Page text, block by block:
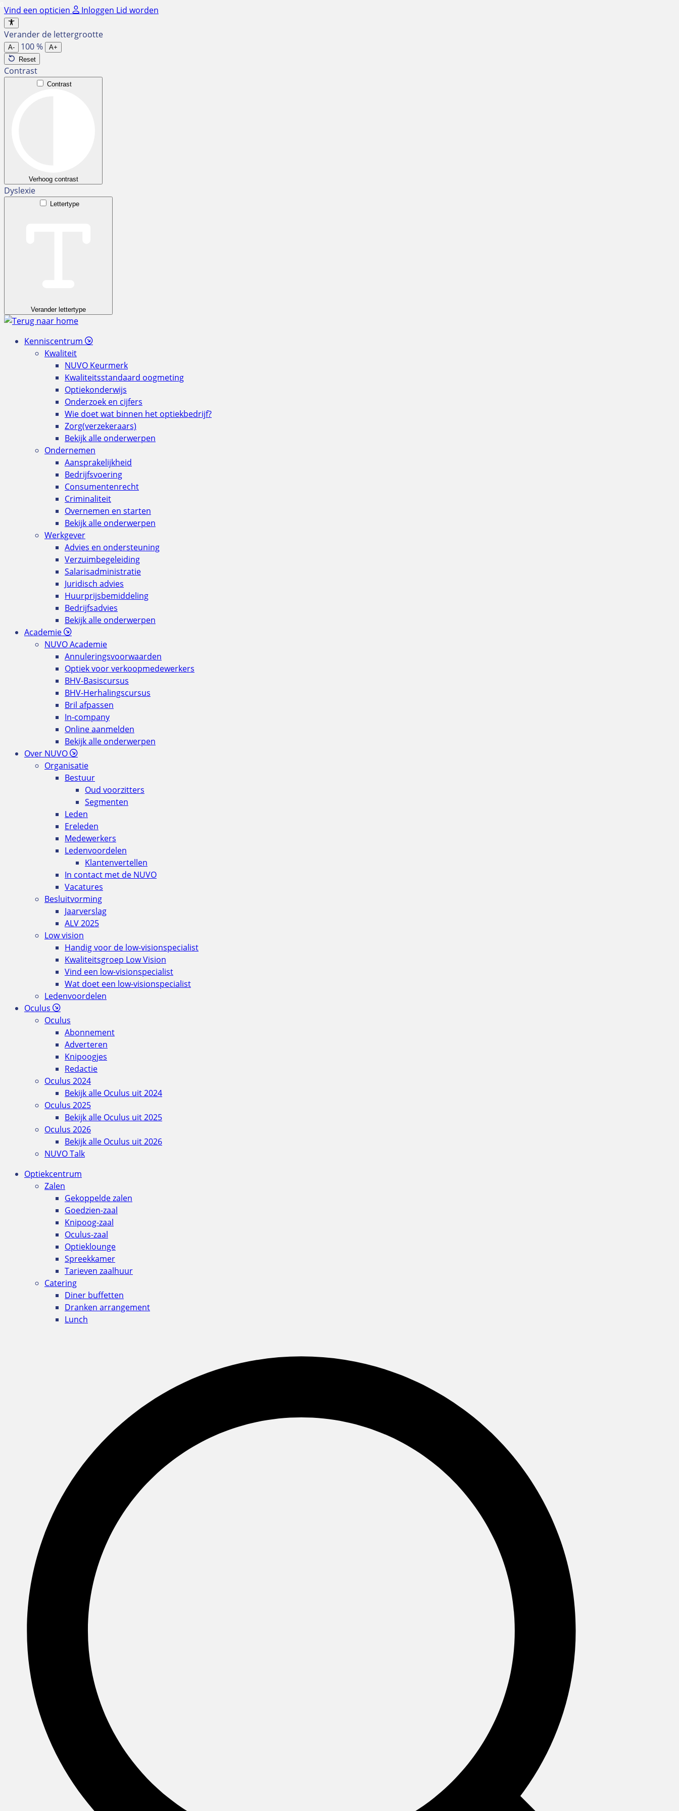
Ga
naar
de
inhoud
Vind een opticien Inloggen Lid worden
Verander de lettergrootte
A- 100%
A+
Reset
Contrast
Contrast
Verhoog contrast
Dyslexie
Lettertype
Verander lettertype
Kenniscentrum
Kwaliteit
NUVO Keurmerk
Kwaliteitsstandaard oogmeting
Optiekonderwijs
Onderzoek en cijfers
Wie doet wat binnen het optiekbedrijf?
Zorg(verzekeraars)
Bekijk alle onderwerpen
Ondernemen
Aansprakelijkheid
Bedrijfsvoering
Consumentenrecht
Criminaliteit
Overnemen en starten
Bekijk alle onderwerpen
Werkgever
Advies en ondersteuning
Verzuimbegeleiding
Salarisadministratie
Juridisch advies
Huurprijsbemiddeling
Bedrijfsadvies
Bekijk alle onderwerpen
Academie
NUVO Academie
Annuleringsvoorwaarden
Optiek voor verkoopmedewerkers
BHV-Basiscursus
BHV-Herhalingscursus
Bril afpassen
In-company
Online aanmelden
Bekijk alle onderwerpen
Over NUVO
Organisatie
Bestuur
Oud voorzitters
Segmenten
Leden
Ereleden
Medewerkers
Ledenvoordelen
Klantenvertellen
In contact met de NUVO
Vacatures
Besluitvorming
Jaarverslag
ALV 2025
Low vision
Handig voor de low-visionspecialist
Kwaliteitsgroep Low Vision
Vind een low-visionspecialist
Wat doet een low-visionspecialist
Ledenvoordelen
Oculus
Oculus
Abonnement
Adverteren
Knipoogjes
Redactie
Oculus 2024
Bekijk alle Oculus uit 2024
Oculus 2025
Bekijk alle Oculus uit 2025
Oculus 2026
Bekijk alle Oculus uit 2026
NUVO Talk
Optiekcentrum
Zalen
Gekoppelde zalen
Goedzien-zaal
Knipoog-zaal
Oculus-zaal
Optieklounge
Spreekkamer
Tarieven zaalhuur
Catering
Diner buffetten
Dranken arrangement
Lunch